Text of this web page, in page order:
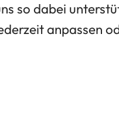
so dabei
anpassen